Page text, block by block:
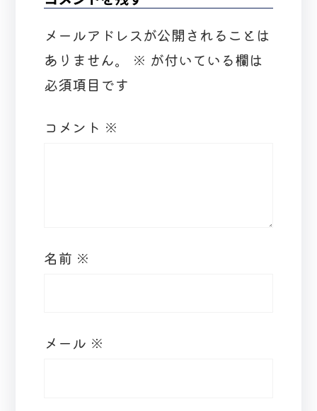
メールアドレスが公開されることは
ありません。
※ が付いている欄は
必須項目です
コメント ※
名前 ※
メール ※